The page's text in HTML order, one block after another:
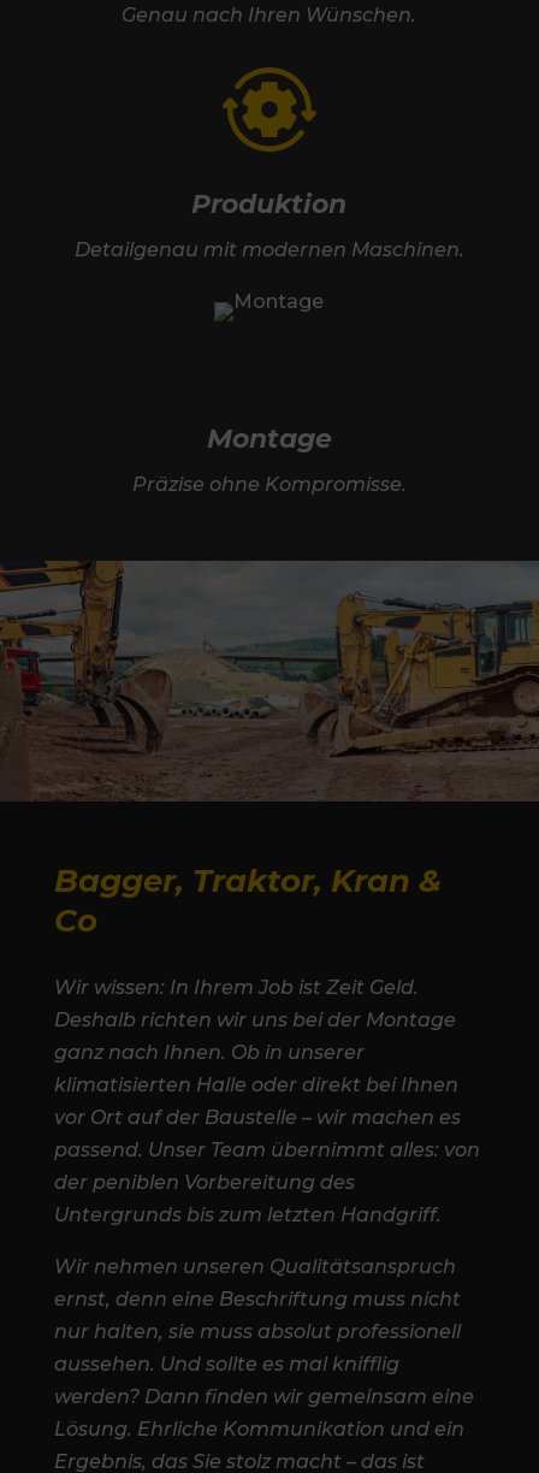
Genau nach Ihren Wünschen.
Produktion
Detailgenau mit modernen Maschinen.
Montage
Präzise ohne Kompromisse.
Bagger, Traktor, Kran &
Co
Wir wissen: In Ihrem Job ist Zeit Geld.
Deshalb richten wir uns bei der Montage
ganz nach Ihnen. Ob in unserer
klimatisierten Halle oder direkt bei Ihnen
vor Ort auf der Baustelle – wir machen es
passend. Unser Team übernimmt alles: von
der peniblen Vorbereitung des
Untergrunds bis zum letzten Handgriff.
Wir nehmen unseren Qualitätsanspruch
ernst, denn eine Beschriftung muss nicht
nur halten, sie muss absolut professionell
aussehen. Und sollte es mal knifflig
werden? Dann finden wir gemeinsam eine
Lösung. Ehrliche Kommunikation und ein
Ergebnis, das Sie stolz macht – das ist